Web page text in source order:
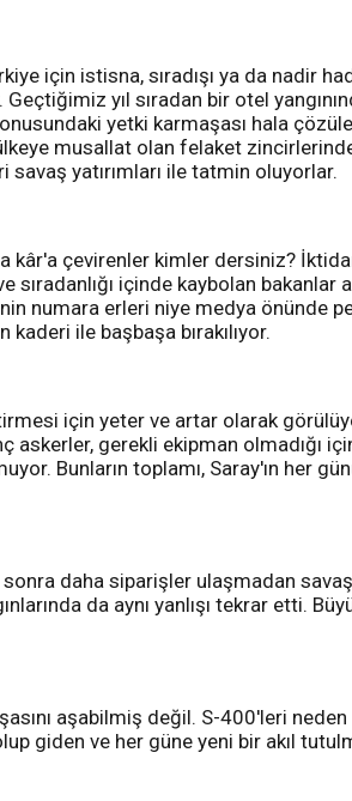
için istisna, sıradışı ya da nadir
yıl sıradan bir otel
yetki karmaşası hala
ülkeye musallat olan felaket
yatırımları ile tatmin oluyorlar.
kâr'a çevirenler kimler dersiniz?
içinde kaybolan
numara erleri niye medya önünde
ile başbaşa bırakılıyor.
için yeter ve artar olarak
askerler, gerekli ekipman olmadığı
Bunların toplamı, Saray'ın her
daha siparişler ulaşmadan
da aynı yanlışı tekrar etti.
aşabilmiş değil. S-400'leri
giden ve her güne yeni bir akıl